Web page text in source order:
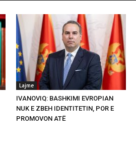
Lajme
IVANOVIQ: BASHKIMI EVROPIAN
NUK E ZBEH IDENTITETIN, POR E
PROMOVON ATË